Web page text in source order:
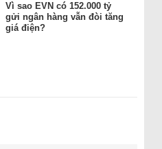
Vì sao EVN có 152.000 tỷ
gửi ngân hàng vẫn đòi tăng
giá điện?